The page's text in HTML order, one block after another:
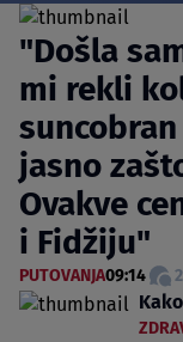
"Došla
mi rekli
jasno
Ovakve
i Fidžiju"
PUTOVANJA09:14